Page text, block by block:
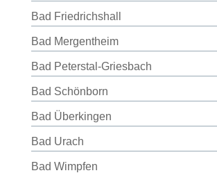
Bad Friedrichshall
Bad Mergentheim
Bad Peterstal-Griesbach
Bad Schönborn
Bad Überkingen
Bad Urach
Bad Wimpfen